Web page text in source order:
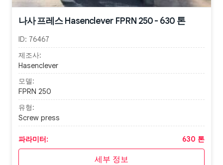
나사 프레스 Hasenclever FPRN 250 - 630 톤
ID: 76467
제조사:
Hasenclever
모델:
FPRN 250
유형:
Screw press
파라미터: 630 톤
세부 정보